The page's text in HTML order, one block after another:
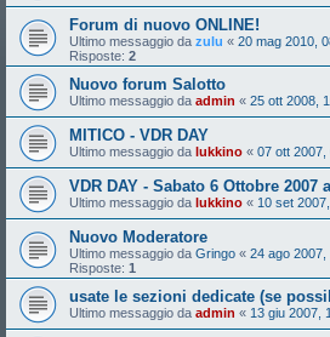
Forum di nuovo ONLINE!
Ultimo messaggio da zulu « 20 mag 2010,
Risposte: 2
Nuovo forum Salotto
Ultimo messaggio da admin « 25 ott 2008,
MITICO - VDR DAY
Ultimo messaggio da lukkino « 07 ott 2007,
VDR DAY - Sabato 6 Ottobre 2007
Ultimo messaggio da lukkino « 10 set
Nuovo Moderatore
Ultimo messaggio da Gringo « 24 ago 2007,
Risposte: 1
usate le sezioni dedicate (se
Ultimo messaggio da admin « 13 giu 2007,